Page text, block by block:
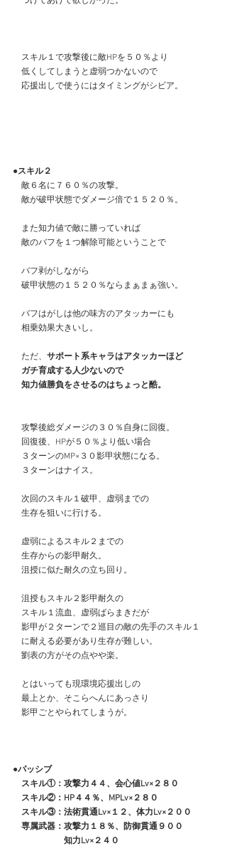
スキル１で攻撃後に敵HPを５０％より
低くしてしまうと虚弱つかないので
応援出しで使うにはタイミングがシビア。
●スキル２
敵６名に７６０％の攻撃。
敵が破甲状態でダメージ倍で１５２０％。
また知力値で敵に勝っていれば
敵のバフを１つ解除可能ということで
バフ剥がしながら
破甲状態の１５２０％ならまぁまぁ強い。
バフはがしは他の味方のアタッカーにも
相乗効果大きいし。
ただ、 サポート系キャラはアタッカーほど
ガチ育成する人少ないので
知力値勝負をさせるのはちょっと酷。
攻撃後総ダメージの３０％自身に回復。
回復後、HPが５０％より低い場合
３ターンのMP×３０影甲状態になる。
３ターンはナイス。
次回のスキル１破甲、虚弱までの
生存を狙いに行ける。
虚弱によるスキル２までの
生存からの影甲耐久。
沮授に似た耐久の立ち回り。
沮授もスキル２影甲耐久の
スキル１流血、虚弱ばらまきだが
影甲が２ターンで２巡目の敵の先手のスキル１
に耐える必要があり生存が難しい。
劉表の方がその点やや楽。
とはいっても現環境応援出しの
最上とか、そこらへんにあっさり
影甲ごとやられてしまうが。
●パッシブ
スキル①：攻撃力４４、会心値Lv×２８０
スキル②：HP４４％、MPLv×２８０
スキル③：法術貫通Lv×１２、体力Lv×２００
専属武器：攻撃力１８％、防御貫通９００
知力Lv×２４０